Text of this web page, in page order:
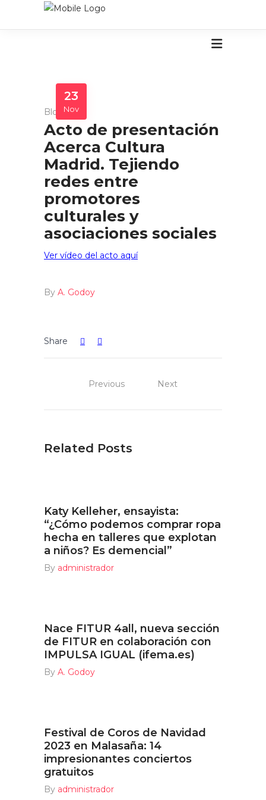
23
Nov
Blog
Acto de presentación
Acerca Cultura
Madrid. Tejiendo
redes entre
promotores
culturales y
asociaciones sociales
Ver vídeo del acto aquí
By A. Godoy
Share
Previous Next
Related Posts
Katy Kelleher, ensayista:
“¿Cómo podemos comprar ropa
hecha en talleres que explotan
a niños? Es demencial”
By administrador
Nace FITUR 4all, nueva sección
de FITUR en colaboración con
IMPULSA IGUAL (ifema.es)
By A. Godoy
Festival de Coros de Navidad
2023 en Malasaña: 14
impresionantes conciertos
gratuitos
By administrador